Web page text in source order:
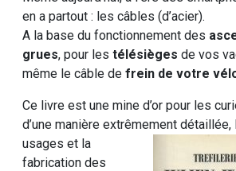
en a partout : les câbles (d’acier).
A la base du fonctionnement des
grues, pour les télésièges de vos
même le câble de frein de votre
Ce livre est une mine d’or pour les
d’une manière extrêmement détaillée,
usages et la
fabrication des